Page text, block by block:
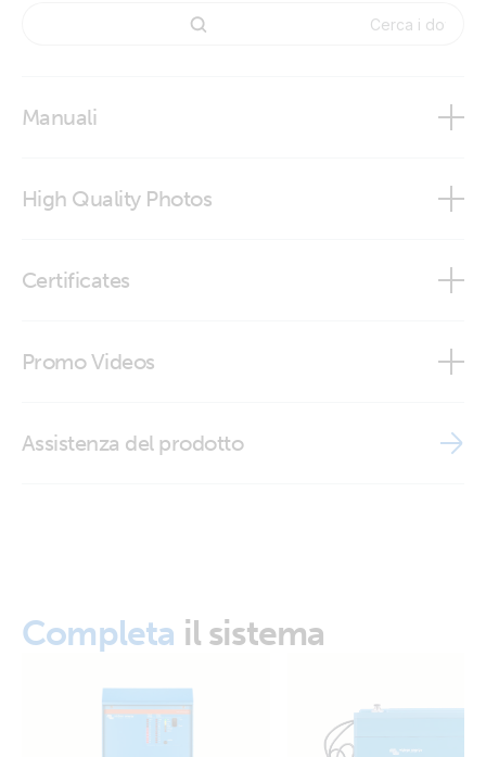
Manuali
High Quality Photos
Certificates
ISO9001 certificate
Promo Videos
Assistenza del prodotto
Completa il sistema